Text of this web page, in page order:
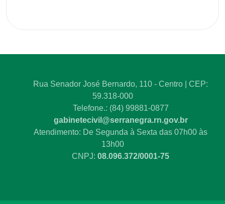
Rua Senador José Bernardo, 110 - Centro | CEP:
59.318-000
Telefone.: (84) 99881-0877
gabinetecivil@serranegra.rn.gov.br
Atendimento: De Segunda à Sexta das 07h00 às
13h00
CNPJ: 08.096.372/0001-75